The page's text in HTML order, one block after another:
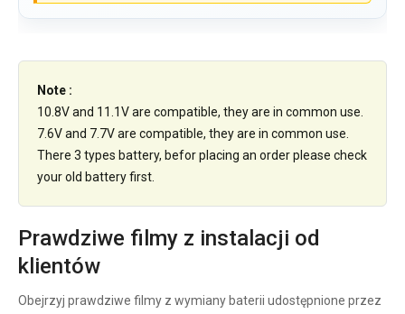
Note :
10.8V and 11.1V are compatible, they are in common use.
7.6V and 7.7V are compatible, they are in common use.
There 3 types battery, befor placing an order please check
your old battery first.
Prawdziwe filmy z instalacji od
klientów
Obejrzyj prawdziwe filmy z wymiany baterii udostępnione przez